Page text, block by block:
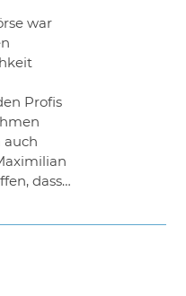
war
Profis
auch
dass…